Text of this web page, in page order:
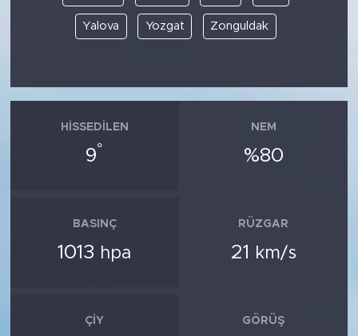
Yalova Yozgat Zonguldak
HISSEDILEN
9°
NEM
%80
BASINÇ
1013 hpa
RÜZGAR
21 km/s
ÇIY GÖRÜŞ